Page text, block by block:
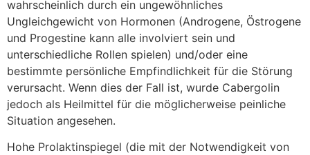
wahrscheinlich durch ein ungewöhnliches
Ungleichgewicht von Hormonen (Androgene, Östrogene
und Progestine kann alle involviert sein und
unterschiedliche Rollen spielen) und/oder eine
bestimmte persönliche Empfindlichkeit für die Störung
verursacht. Wenn dies der Fall ist, wurde Cabergolin
jedoch als Heilmittel für die möglicherweise peinliche
Situation angesehen.
Hohe Prolaktinspiegel (die mit der Notwendigkeit von